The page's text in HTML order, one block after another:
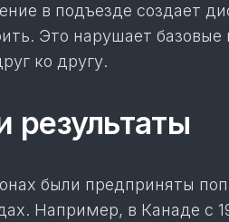
в подъезде создает
Это нарушает
ко другу.
результаты
были предприняты
Например, в Канаде с